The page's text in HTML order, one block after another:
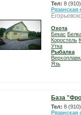
Тел: 8
Рязанская
Охота
Бекас
Коростель
Утка
Рыбалка
Язь
База
Тел: 8
Рязанская